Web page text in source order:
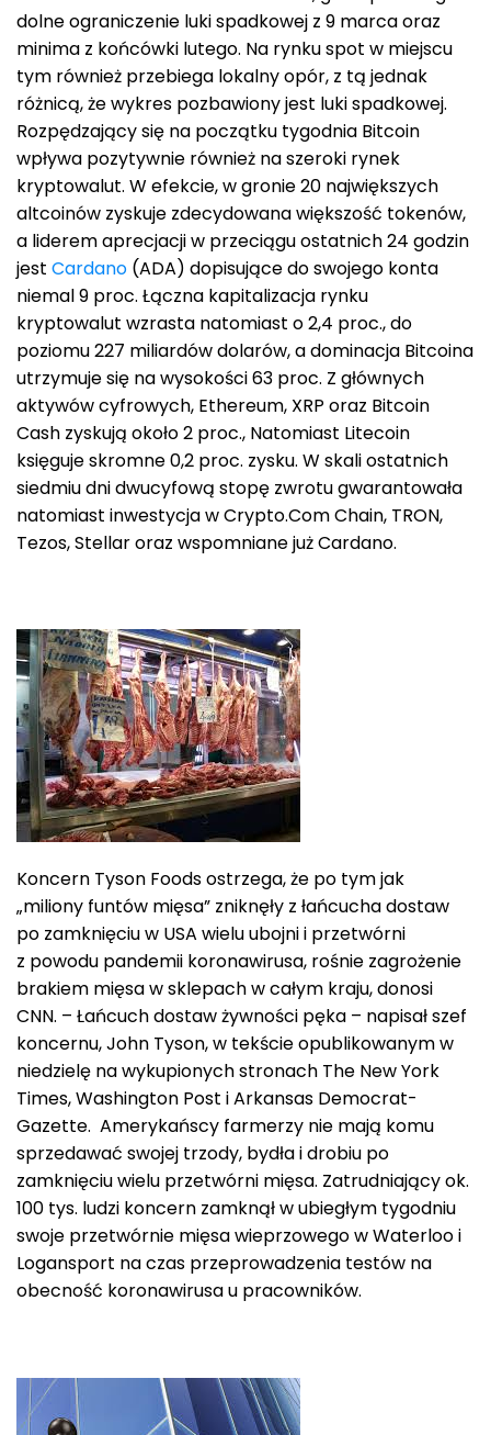
dolne ograniczenie luki spadkowej z 9 marca oraz
minima z końcówki lutego. Na rynku spot w miejscu
tym również przebiega lokalny opór, z tą jednak
różnicą, że wykres pozbawiony jest luki spadkowej.
Rozpędzający się na początku tygodnia Bitcoin
wpływa pozytywnie również na szeroki rynek
kryptowalut. W efekcie, w gronie 20 największych
altcoinów zyskuje zdecydowana większość tokenów,
a liderem aprecjacji w przeciągu ostatnich 24 godzin
jest Cardano (ADA) dopisujące do swojego konta
niemal 9 proc. Łączna kapitalizacja rynku
kryptowalut wzrasta natomiast o 2,4 proc., do
poziomu 227 miliardów dolarów, a dominacja Bitcoina
utrzymuje się na wysokości 63 proc. Z głównych
aktywów cyfrowych, Ethereum, XRP oraz Bitcoin
Cash zyskują około 2 proc., Natomiast Litecoin
księguje skromne 0,2 proc. zysku. W skali ostatnich
siedmiu dni dwucyfową stopę zwrotu gwarantowała
natomiast inwestycja w Crypto.Com Chain, TRON,
Tezos, Stellar oraz wspomniane już Cardano.
Koncern Tyson Foods ostrzega, że po tym jak
„miliony funtów mięsa” zniknęły z łańcucha dostaw
po zamknięciu w USA wielu ubojni i przetwórni
z powodu pandemii koronawirusa, rośnie zagrożenie
brakiem mięsa w sklepach w całym kraju, donosi
CNN. – Łańcuch dostaw żywności pęka – napisał szef
koncernu, John Tyson, w tekście opublikowanym w
niedzielę na wykupionych stronach The New York
Times, Washington Post i Arkansas Democrat-
Gazette. Amerykańscy farmerzy nie mają komu
sprzedawać swojej trzody, bydła i drobiu po
zamknięciu wielu przetwórni mięsa. Zatrudniający ok.
100 tys. ludzi koncern zamknął w ubiegłym tygodniu
swoje przetwórnie mięsa wieprzowego w Waterloo i
Logansport na czas przeprowadzenia testów na
obecność koronawirusa u pracowników.